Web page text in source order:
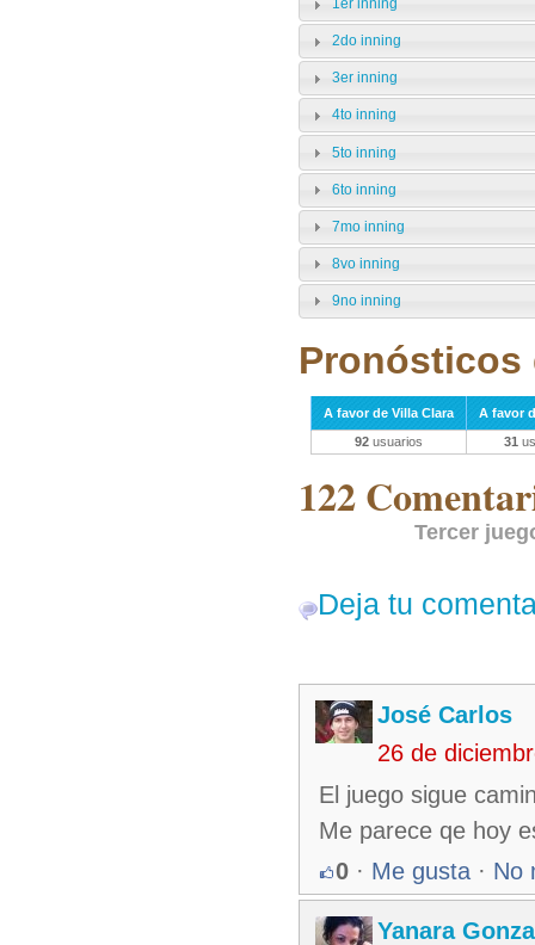
1er inning
2do inning
3er inning
4to inning
5to inning
6to inning
7mo inning
8vo inning
9no inning
Pronósticos
A favor de Villa Clara
A favor
92 usuarios 31
122
Tercer
Deja tu
José Carlos
26 de
El juego sigue
Me parece qe hoy
0 · Me gusta · No
Yanara